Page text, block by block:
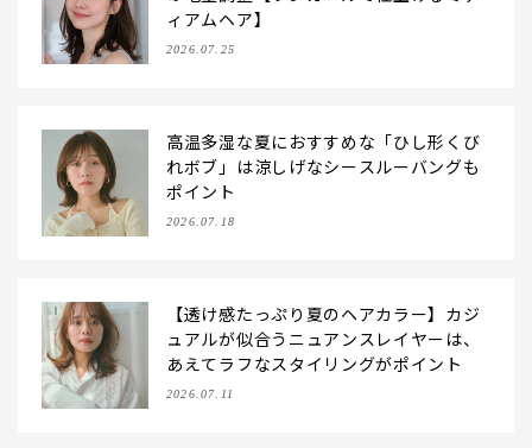
ィアムヘア】
2026.07.25
高温多湿な夏におすすめな「ひし形くび
れボブ」は涼しげなシースルーバングも
ポイント
2026.07.18
【透け感たっぷり夏のヘアカラー】カジ
ュアルが似合うニュアンスレイヤーは、
あえてラフなスタイリングがポイント
2026.07.11